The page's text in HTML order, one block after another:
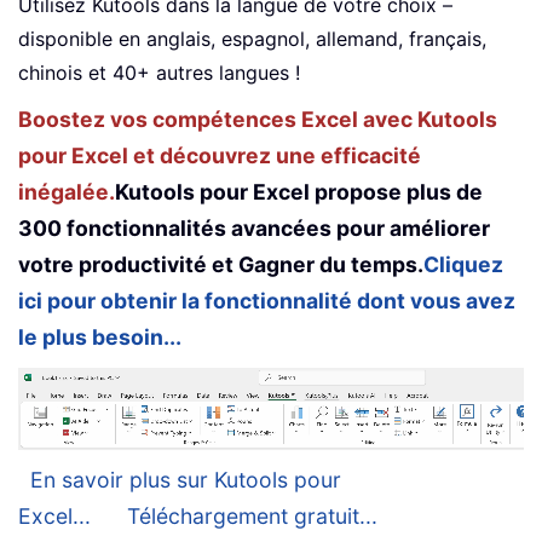
disponible en anglais, espagnol, allemand, français,
chinois et 40+ autres langues !
Boostez vos compétences Excel avec Kutools
pour Excel et découvrez une efficacité
inégalée.Kutools pour Excel propose plus de
300 fonctionnalités avancées pour améliorer
votre productivité et Gagner du temps.Cliquez
ici pour obtenir la fonctionnalité dont vous avez
le plus besoin...
En savoir plus sur Kutools pour
Excel...
Téléchargement gratuit...